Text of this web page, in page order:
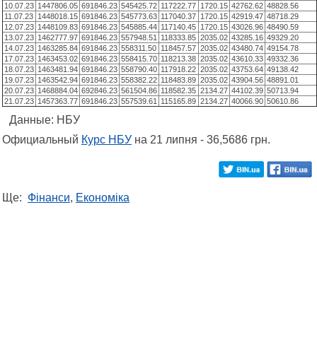
10.07.23 1447806.05 691846.23 545425.72 117222.77 1720.15 42762.62 48828.56
11.07.23 1448018.15 691846.23 545773.63 117040.37 1720.15 42919.47 48718.29
12.07.23 1448109.83 691846.23 545885.44 117140.45 1720.15 43026.96 48490.59
13.07.23 1462777.97 691846.23 557948.51 118333.85 2035.02 43285.16 49329.20
14.07.23 1463285.84 691846.23 558311.50 118457.57 2035.02 43480.74 49154.78
17.07.23 1463453.02 691846.23 558415.70 118213.38 2035.02 43610.33 49332.36
18.07.23 1463481.94 691846.23 558790.40 117918.22 2035.02 43753.64 49138.42
19.07.23 1463542.94 691846.23 558382.22 118483.89 2035.02 43904.56 48891.01
20.07.23 1468884.04 692846.23 561504.86 118582.35 2134.27 44102.39 50713.94
21.07.23 1457363.77 691846.23 557539.61 115165.89 2134.27 40066.90 50610.86
Данные: НБУ
Официальный Курс НБУ на 21 липня - 36,5686 грн.
Ще: Фінанси, Економіка